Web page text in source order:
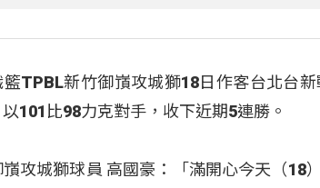
籃TPBL新竹御嵿攻城獅18日作客台北台
101比98力克對手，收下近期5連勝。
攻城獅球員 高國豪：「滿開心今天（18